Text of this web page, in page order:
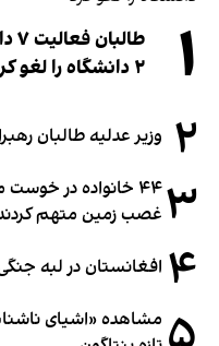
۱
۲ دانشگاه را لغو کرد
۲ وزیر عدلیه طالبان
۳
۴۴ خانواده در
غصب زمین متهم
۴ افغانستان در لبه
مشاهده «اشیای